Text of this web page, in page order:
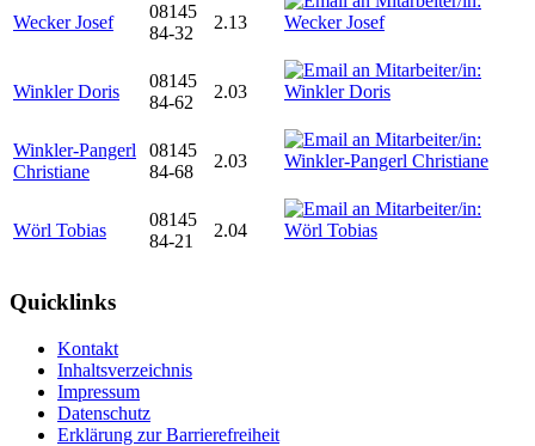
Wecker Josef
08145
84-32
2.13
Winkler Doris
08145
84-62
2.03
Winkler-Pangerl
Christiane
08145
84-68
2.03
Wörl Tobias
08145
84-21
2.04
Quicklinks
Kontakt
Inhaltsverzeichnis
Impressum
Datenschutz
Erklärung zur Barrierefreiheit